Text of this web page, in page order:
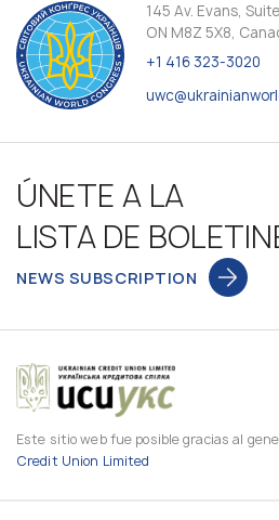
145 Av. Evans,
ON M8Z 5X8,
+1 416 323-3020
ÚNETE A LA
LISTA DE
NEWS SUBSCRIPTION
Este sitio web fue posible gracias al
Credit Union Limited